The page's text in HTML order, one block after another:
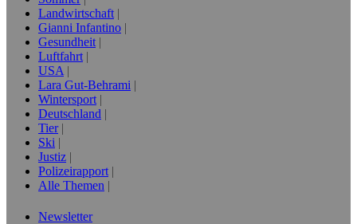
Landwirtschaft
Gianni Infantino
Gesundheit
Luftfahrt
USA
Lara Gut-Behrami
Wintersport
Deutschland
Tier
Ski
Justiz
Polizeirapport
Alle Themen
Newsletter